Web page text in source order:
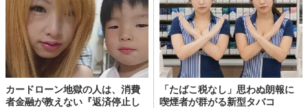
カードローン地獄の人は、消費
者金融が教えない『返済停止し
「たばこ税なし」思わぬ朗報に
喫煙者が群がる新型タバコ